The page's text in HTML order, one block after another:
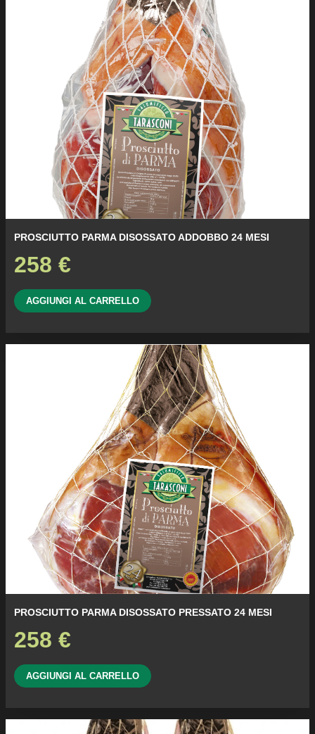
PROSCIUTTO PARMA DISOSSATO ADDOBBO 24 MESI
258 €
AGGIUNGI AL CARRELLO
PROSCIUTTO PARMA DISOSSATO PRESSATO 24 MESI
258 €
AGGIUNGI AL CARRELLO